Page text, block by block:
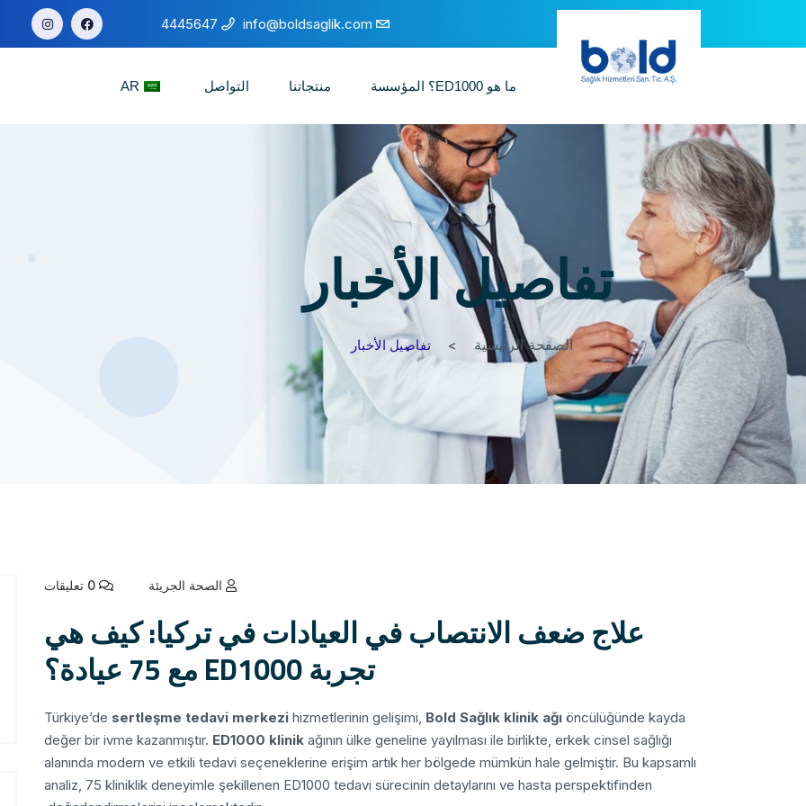
info@boldsaglik.com
4445647
ما هو ED1000؟ المؤسسة منتجاتنا التواصل AR
تفاصيل الأخبار
الصفحة الرئيسية تفاصيل الأخبار
الصحة الجريئة
علاج ضعف الانتصاب في العيادات في تركيا: كيف هي
تجربة ED1000 مع 75 عيادة؟
Türkiye’de sertleşme tedavi merkezi hizmetlerinin gelişimi, Bold Sağlık klinik ağı öncülüğünde kayda
değer bir ivme kazanmıştır. ED1000 klinik ağının ülke geneline yayılması ile birlikte, erkek cinsel sağlığı
alanında modern ve etkili tedavi seçeneklerine erişim artık her bölgede mümkün hale gelmiştir. Bu kapsamlı
analiz, 75 kliniklik deneyimle şekillenen ED1000 tedavi sürecinin detaylarını ve hasta perspektifinden